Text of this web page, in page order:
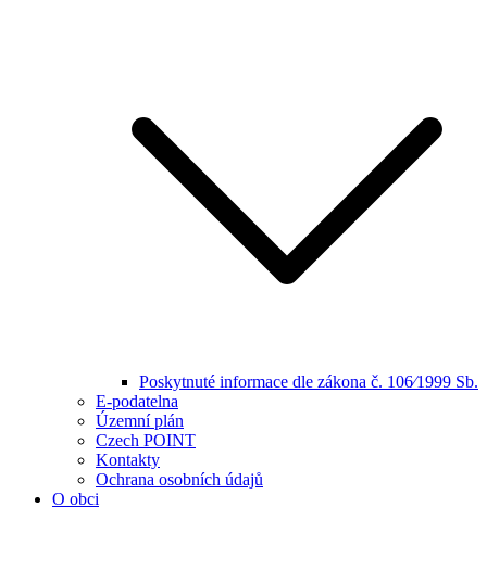
Poskytnuté informace dle zákona č. 106⁄1999 Sb.
E-podatelna
Územní plán
Czech POINT
Kontakty
Ochrana osobních údajů
O obci